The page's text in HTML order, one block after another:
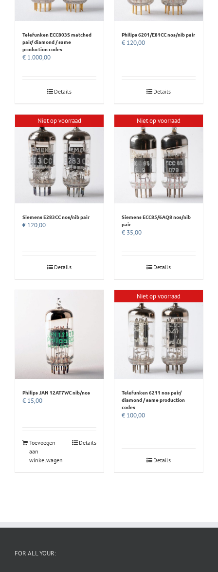
Telefunken ECC803S matched
pair/ diamond / same
production codes
€ 1.000,00
Details
Philips 6201/E81CC nos/nib pair
€ 120,00
Details
Niet op voorraad
Siemens E283CC nos/nib pair
€ 120,00
Details
Niet op voorraad
Siemens ECC85/6AQ8 nos/nib
pair
€ 35,00
Details
Philips JAN 12AT7WC nib/nos
€ 15,00
Toevoegen
aan
winkelwagen
Details
Niet op voorraad
Telefunken 6211 nos pair/
diamond / same production
codes
€ 100,00
Details
FOR ALL YOUR: